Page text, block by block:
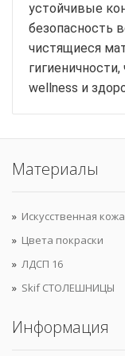
устойчивые
безопасность
чистящиеся
wellness и
Материалы
Искусственная кожа
Цвета покраски
ЛДСП 16
Skif СТОЛЕШНИЦЫ
Информация